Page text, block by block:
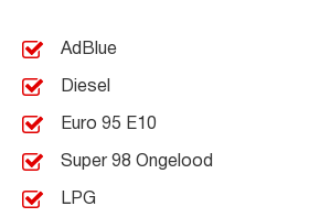
AdBlue
Diesel
Euro 95 E10
Super 98 Ongelood
LPG